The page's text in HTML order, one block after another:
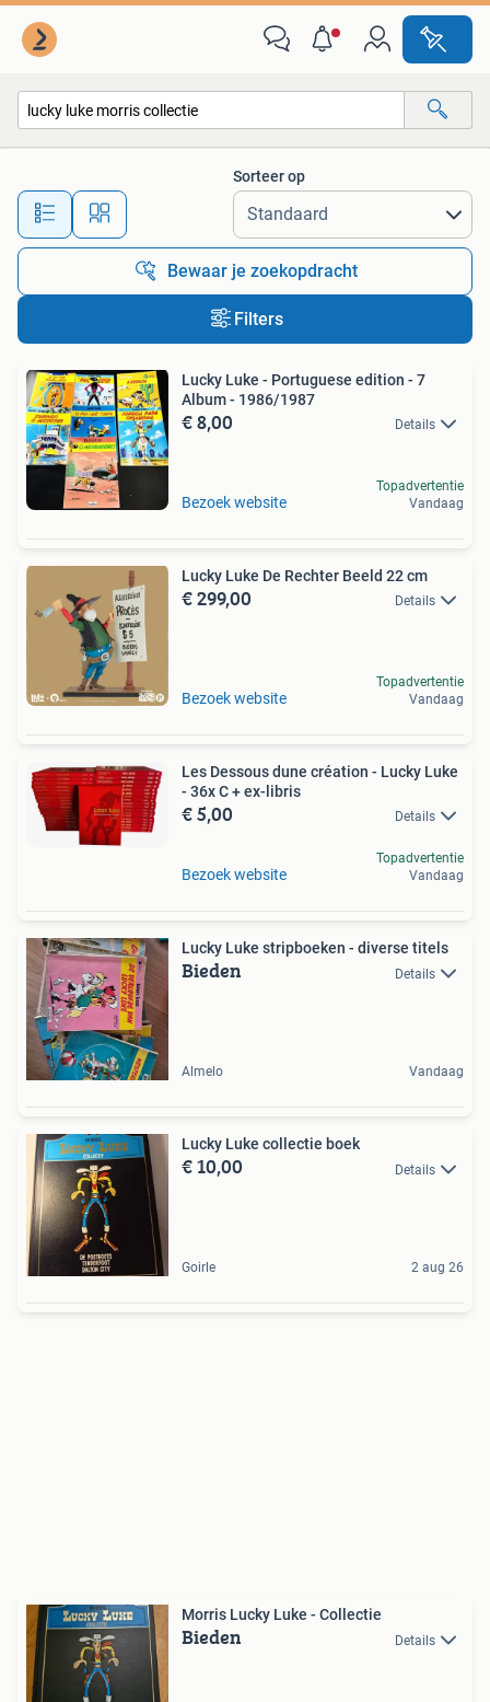
Alle afstanden…
Sorteer op
Bewaar je zoekopdracht
Filters
Lucky Luke - Portuguese edition - 7
Album - 1986/1987
€ 8,00 Details
Bezoek website
Topadvertentie
Vandaag
Lucky Luke De Rechter Beeld 22 cm
€ 299,00 Details
Bezoek website
Topadvertentie
Vandaag
Les Dessous dune création - Lucky Luke
- 36x C + ex-libris
€ 5,00 Details
Bezoek website
Topadvertentie
Vandaag
Lucky Luke stripboeken - diverse titels
Bieden Details
Almelo Vandaag
Lucky Luke collectie boek
€ 10,00 Details
Goirle 2 aug 26
Morris Lucky Luke - Collectie
Bieden Details